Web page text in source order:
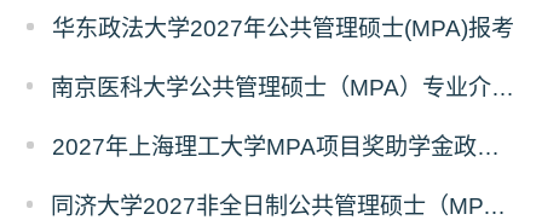
华东政法大学2027年公共管理硕士(MPA)报考
南京医科大学公共管理硕士（MPA）专业介绍（2027年）
2027年上海理工大学MPA项目奖助学金政策发布
同济大学2027非全日制公共管理硕士（MPA）奖学金方案